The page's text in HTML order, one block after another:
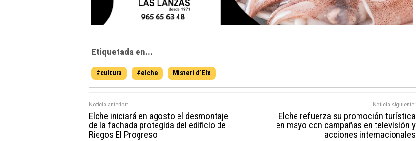
Etiquetada en...
#cultura #elche Misteri d’Elx
Noticia anterior:
Elche iniciará en agosto el desmontaje
de la fachada protegida del edificio de
Riegos El Progreso
Noticia siguiente:
Elche refuerza su promoción turística
en mayo con campañas en televisión y
acciones internacionales